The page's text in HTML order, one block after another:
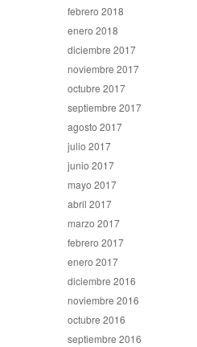
febrero 2018
enero 2018
diciembre 2017
noviembre 2017
octubre 2017
septiembre 2017
agosto 2017
julio 2017
junio 2017
mayo 2017
abril 2017
marzo 2017
febrero 2017
enero 2017
diciembre 2016
noviembre 2016
octubre 2016
septiembre 2016